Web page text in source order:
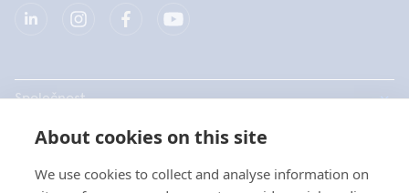
About cookies on this site
We use cookies to collect and analyse information on
Společnost
Produkty
Rychlé odkazy